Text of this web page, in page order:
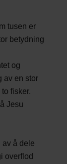
tusen er
betydning
og
av en stor
fisker.
Jesu
av å dele
overflod